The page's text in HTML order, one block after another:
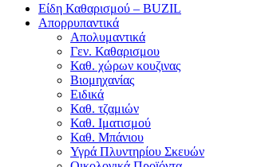
Είδη Καθαρισμού – BUZIL
Απορρυπαντικά
Απολυμαντικά
Γεν. Καθαρισμου
Καθ. χώρων κουζινας
Βιομηχανίας
Ειδικά
Καθ. τζαμιών
Καθ. Ιματισμού
Καθ. Μπάνιου
Υγρά Πλυντηρίου Σκευών